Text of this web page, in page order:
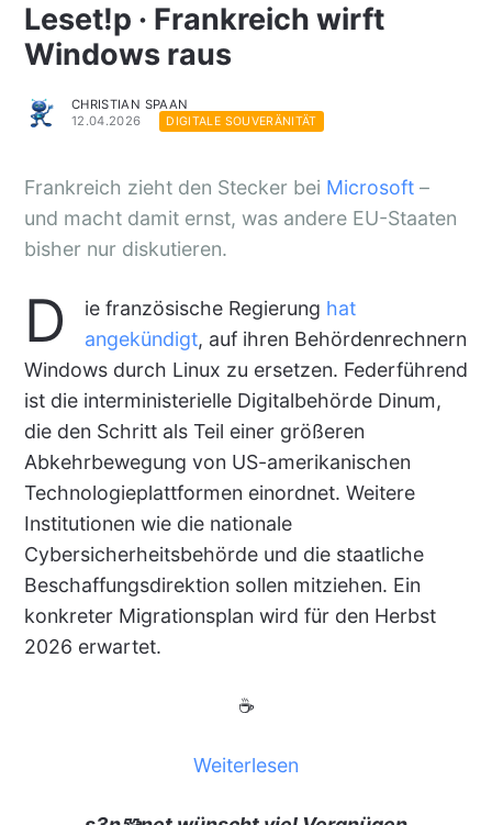
Leset!p · Frankreich wirft
Windows raus
CHRISTIAN SPAAN
12.04.2026
DIGITALE SOUVERÄNITÄT
Frankreich zieht den Stecker bei Microsoft–
und macht damit ernst, was andere EU-Staaten
bisher nur diskutieren.
D ie französische Regierung hat
angekündigt, auf ihren Behördenrechnern
Windows durch Linux zu ersetzen. Federführend
ist die interministerielle Digitalbehörde Dinum,
die den Schritt als Teil einer größeren
Abkehrbewegung von US-amerikanischen
Technologieplattformen einordnet. Weitere
Institutionen wie die nationale
Cybersicherheitsbehörde und die staatliche
Beschaffungsdirektion sollen mitziehen. Ein
konkreter Migrationsplan wird für den Herbst
2026 erwartet.
☕
Weiterlesen